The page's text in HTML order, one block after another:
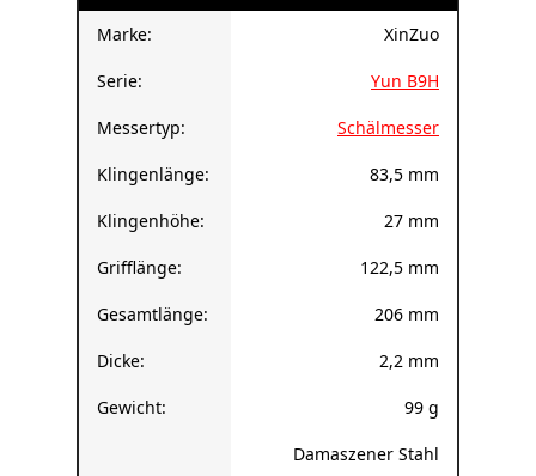
Marke: XinZuo
Serie: Yun B9H
Messertyp: Schälmesser
Klingenlänge: 83,5 mm
Klingenhöhe: 27 mm
Grifflänge: 122,5 mm
Gesamtlänge: 206 mm
Dicke: 2,2 mm
Gewicht: 99 g
Damaszener Stahl